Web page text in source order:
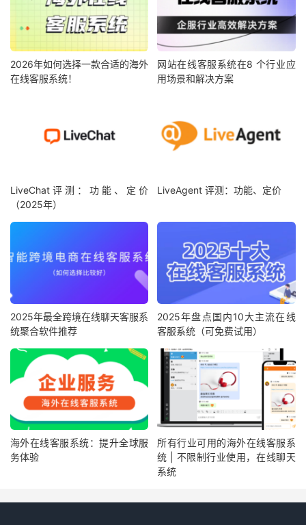
2026年如何选择一款合适的海外
在线客服系统！
网站在线客服系统在8 个行业应
用场景和解决方案
LiveChat评测：功能、定价
（2025年）
LiveAgent 评测：功能、定价
2025年最全跨境在线聊天客服系
统聚合软件推荐
2025年盘点国内10大主流在线
客服系统（可免费试用）
海外在线客服系统：提升全球服
务体验
所有行业可用的海外在线客服系
统 | 不限制行业使用，在线聊天
系统